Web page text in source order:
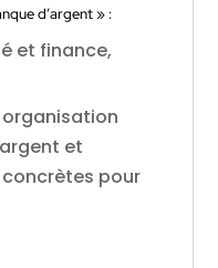
d’argent » :
et finance,
et
pour